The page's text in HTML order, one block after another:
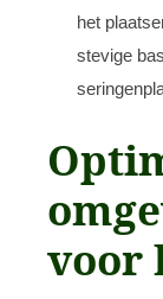
het
stevige
voor